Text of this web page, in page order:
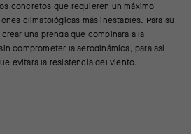
concretos que requieren un máximo
climatológicas más inestables. Para su
una prenda que combinara a la
comprometer la aerodinámica, para así
evitara la resistencia del viento.